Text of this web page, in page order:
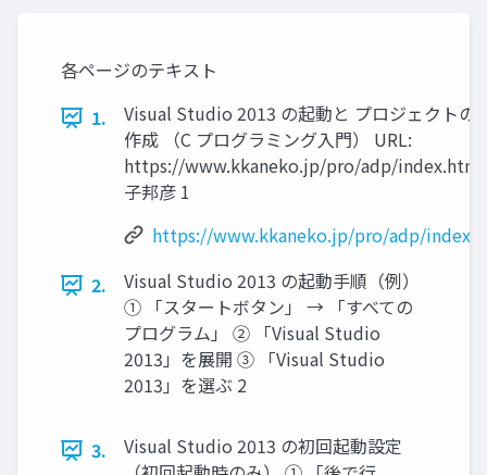
各ページのテキスト
1.
Visual Studio 2013 の起動と プロジェクトの
作成 （C プログラミング入門） URL:
https://www.kkaneko.jp/pro/adp/
子邦彦 1
https://www.kkaneko.jp/pro/adp/
2.
Visual Studio 2013 の起動手順（例）
① 「スタートボタン」 → 「すべての
プログラム」 ② 「Visual Studio
2013」を展開 ③ 「Visual Studio
2013」を選ぶ 2
3.
Visual Studio 2013 の初回起動設定